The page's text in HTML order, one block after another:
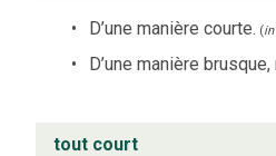
D’une manière courte. (in
D’une manière brusque,
tout court